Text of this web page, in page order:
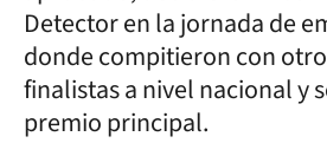
Detector en la jornada de
donde compitieron con
finalistas a nivel nacional y
premio principal.